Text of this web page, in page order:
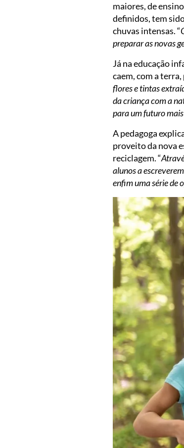
maiores, de
definidos, tem
chuvas intensas. “
preparar as novas
Já na educação
caem, com a terra,
flores e tintas
da criança com a
para um futuro
A pedagoga
proveito da nova
reciclagem. “
alunos a
enfim uma série de